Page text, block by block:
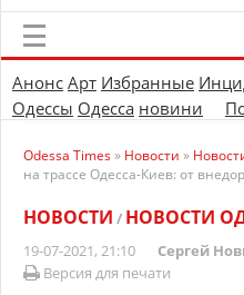
Анонс Арт Избранные
Одессы Одесса новини
Odessa Times» Новости »
на трассе Одесса-Киев: от
НОВОСТИ / НОВОСТИ
19-07-2021, 21:10 Сергей
Версия для печати